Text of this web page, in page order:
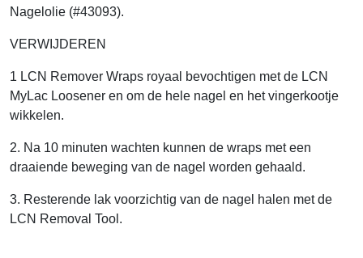
Nagelolie (#43093).
VERWIJDEREN
1 LCN Remover Wraps royaal bevochtigen met de LCN
MyLac Loosener en om de hele nagel en het vingerkootje
wikkelen.
2. Na 10 minuten wachten kunnen de wraps met een
draaiende beweging van de nagel worden gehaald.
3. Resterende lak voorzichtig van de nagel halen met de
LCN Removal Tool.